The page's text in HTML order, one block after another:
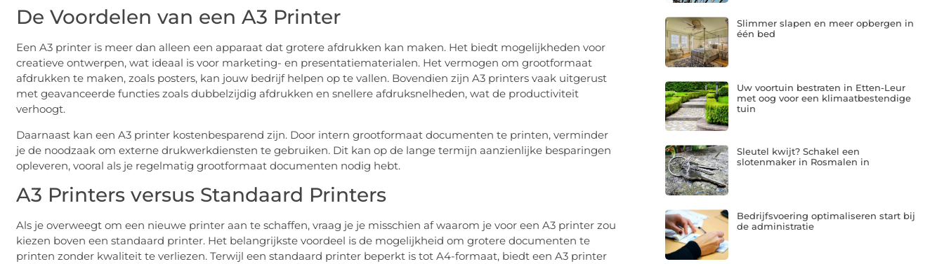
De Voordelen van een A3 Printer
Een A3 printer is meer dan alleen een apparaat dat grotere afdrukken kan maken. Het biedt mogelijkheden voor
creatieve ontwerpen, wat ideaal is voor marketing- en presentatiematerialen. Het vermogen om grootformaat
afdrukken te maken, zoals posters, kan jouw bedrijf helpen op te vallen. Bovendien zijn A3 printers vaak uitgerust
met geavanceerde functies zoals dubbelzijdig afdrukken en snellere afdruksnelheden, wat de productiviteit
verhoogt.
Daarnaast kan een A3 printer kostenbesparend zijn. Door intern grootformaat documenten te printen, verminder
je de noodzaak om externe drukwerkdiensten te gebruiken. Dit kan op de lange termijn aanzienlijke besparingen
opleveren, vooral als je regelmatig grootformaat documenten nodig hebt.
A3 Printers versus Standaard Printers
Als je overweegt om een nieuwe printer aan te schaffen, vraag je je misschien af waarom je voor een A3 printer zou
kiezen boven een standaard printer. Het belangrijkste voordeel is de mogelijkheid om grotere documenten te
printen zonder kwaliteit te verliezen. Terwijl een standaard printer beperkt is tot A4-formaat, biedt een A3 printer
Slimmer slapen en meer opbergen in
één bed
Uw voortuin bestraten in Etten-Leur
met oog voor een klimaatbestendige
tuin
Sleutel kwijt? Schakel een
slotenmaker in Rosmalen in
Bedrijfsvoering optimaliseren start bij
de administratie